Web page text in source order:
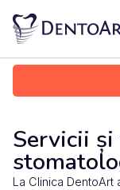
Servicii
La Clinica DentoArt